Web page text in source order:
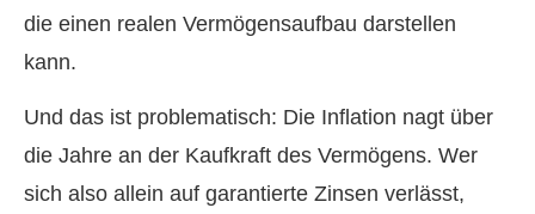
die einen realen Vermögensaufbau darstellen
kann.
Und das ist problematisch: Die Inflation nagt über
die Jahre an der Kaufkraft des Vermögens. Wer
sich also allein auf garantierte Zinsen verlässt,